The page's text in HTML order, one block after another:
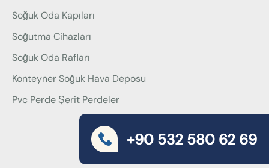
Soğuk Oda Kapıları
Soğutma Cihazları
Soğuk Oda Rafları
Konteyner Soğuk Hava Deposu
Pvc Perde Şerit Perdeler
+90 532 580 62 69